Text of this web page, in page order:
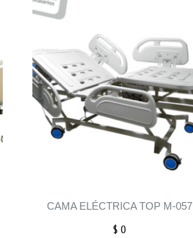
CAMA ELÉCTRICA TOP M-057
$ 0